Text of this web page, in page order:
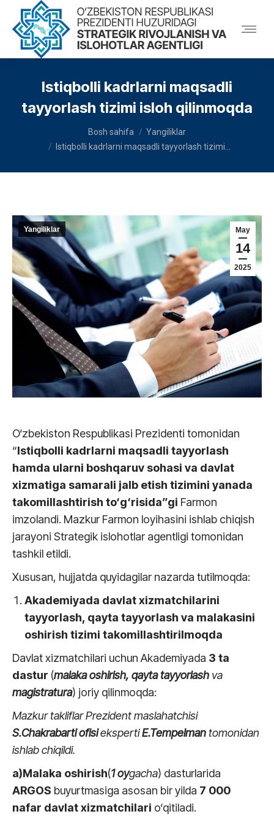
Istiqbolli kadrlarni maqsadli
tayyorlash tizimi isloh qilinmoqda
Bosh sahifa
Yangiliklar
Istiqbolli kadrlarni maqsadli tayyorlash tizimi…
May
14
2025
Yangiliklar
O‘zbekiston Respublikasi Prezidenti tomonidan
“Istiqbolli kadrlarni maqsadli tayyorlash
hamda ularni boshqaruv sohasi va davlat
xizmatiga samarali jalb etish tizimini yanada
takomillashtirish to‘g‘risida”gi Farmon
imzolandi. Mazkur Farmon loyihasini ishlab chiqish
jarayoni Strategik islohotlar agentligi tomonidan
tashkil etildi.
Xususan, hujjatda quyidagilar nazarda tutilmoqda:
Akademiyada davlat xizmatchilarini
tayyorlash, qayta tayyorlash va malakasini
oshirish tizimi takomillashtirilmoqda
Davlat xizmatchilari uchun Akademiyada 3 ta
dastur (malaka oshirish, qayta tayyorlash va
magistratura) joriy qilinmoqda:
Mazkur takliflar Prezident maslahatchisi
S.Chakrabarti ofisiekspertiE.Tempelmantomonidan
ishlab chiqildi.
a)Malaka oshirish(1oygacha) dasturlarida
ARGOS buyurtmasiga asosan bir yilda 7 000
nafar davlat xizmatchilari o‘qitiladi.